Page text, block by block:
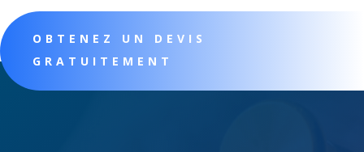
OBTENEZ UN DEVIS
GRATUITEMENT